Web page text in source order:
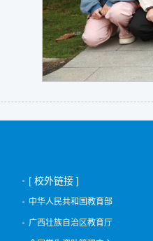
[ 校外链接 ]
中华人民共和国教育部
广西壮族自治区教育厅